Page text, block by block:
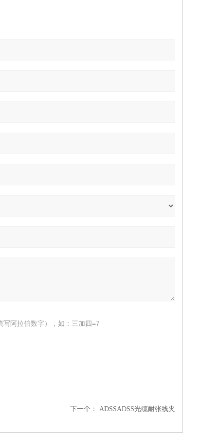
写阿拉伯数字），如：三加四=7
下一个： ADSSADSS光缆耐张线夹